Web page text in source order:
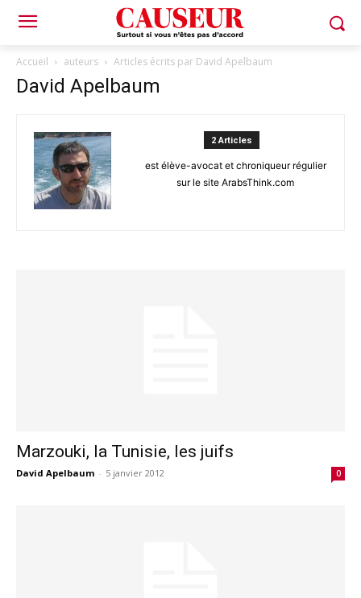
Accueil auteurs Articles écrits par David Apelbaum
David Apelbaum
2 Articles
est élève-avocat et chroniqueur régulier
sur le site ArabsThink.com
Marzouki, la Tunisie, les juifs
David Apelbaum - 5 janvier 2012 0